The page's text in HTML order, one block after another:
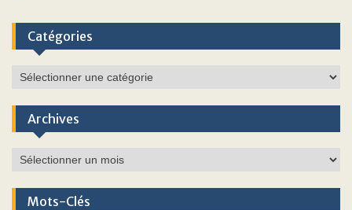
Catégories
Catégories
Archives
Archives
Mots-Clés